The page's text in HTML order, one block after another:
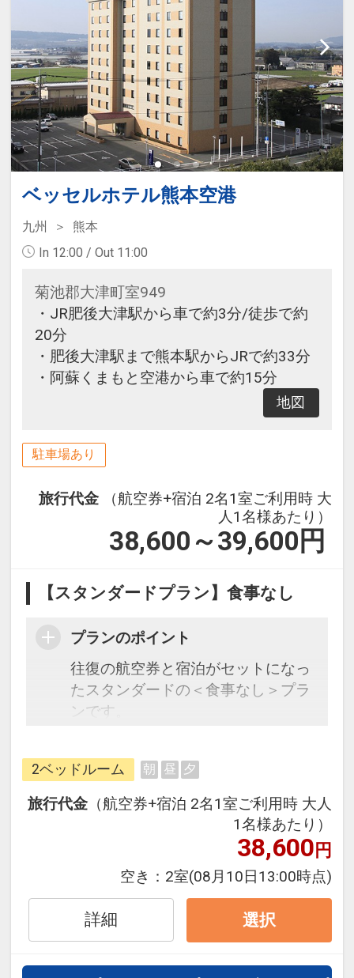
ベッセルホテル熊本空港
九州
熊本
In 12:00 / Out 11:00
菊池郡大津町室949
・JR肥後大津駅から車で約3分/徒歩で約
20分
・肥後大津駅まで熊本駅からJRで約33分
・阿蘇くまもと空港から車で約15分
地図
駐車場あり
旅行代金
（航空券+宿泊 2名1室ご利用時 大
人1名様あたり）
38,600～39,600 円
【スタンダードプラン】食事なし
プランのポイント
往復の航空券と宿泊がセットになっ
たスタンダードの＜食事なし＞プラ
ンです。
できるダイナミックパッケージだか
ら、一都市滞在はもちろん周遊旅行
にも最適！
旅行期間中の1泊だけの宿泊や延
泊・飛び泊なども自由自在です。
JALマイレージ会員の方にはフライ
トマイルが50%貯まります。
■宿泊者限定ウェルカムドリンクサ
ービス
1Fラウンジにて宿泊者限定で無料提
2ベッドルーム 朝 昼 夕
旅行代金 （航空券+宿泊 2名1室ご利用時 大人
1名様あたり）
38,600円
空き： 2室(08月10日13:00時点)
詳細 選択